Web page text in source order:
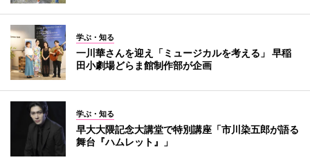
学ぶ・知る
一川華さんを迎え「ミュージカルを考える」 早稲
田小劇場どらま館制作部が企画
学ぶ・知る
早大大隈記念大講堂で特別講座「市川染五郎が語る
舞台『ハムレット』」